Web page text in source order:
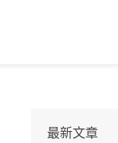
最新文章